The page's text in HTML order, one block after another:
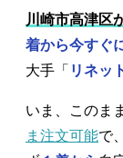
川崎市高津区
着から今すぐ
大手「 リネッ
いま、このま
ま注文可能で